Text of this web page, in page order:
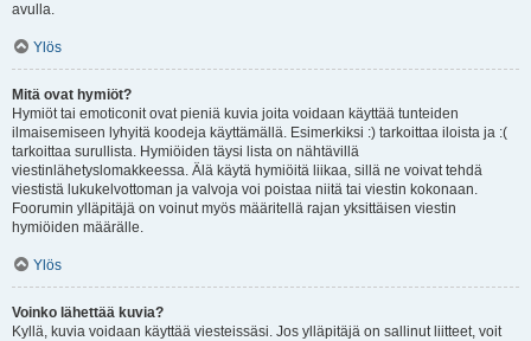
avulla.
Ylös
Mitä ovat hymiöt?
Hymiöt tai emoticonit ovat pieniä kuvia joita voidaan käyttää tunteiden
ilmaisemiseen lyhyitä koodeja käyttämällä. Esimerkiksi :) tarkoittaa iloista ja :(
tarkoittaa surullista. Hymiöiden täysi lista on nähtävillä
viestinlähetyslomakkeessa. Älä käytä hymiöitä liikaa, sillä ne voivat tehdä
viestistä lukukelvottoman ja valvoja voi poistaa niitä tai viestin kokonaan.
Foorumin ylläpitäjä on voinut myös määritellä rajan yksittäisen viestin
hymiöiden määrälle.
Ylös
Voinko lähettää kuvia?
Kyllä, kuvia voidaan käyttää viesteissäsi. Jos ylläpitäjä on sallinut liitteet, voit